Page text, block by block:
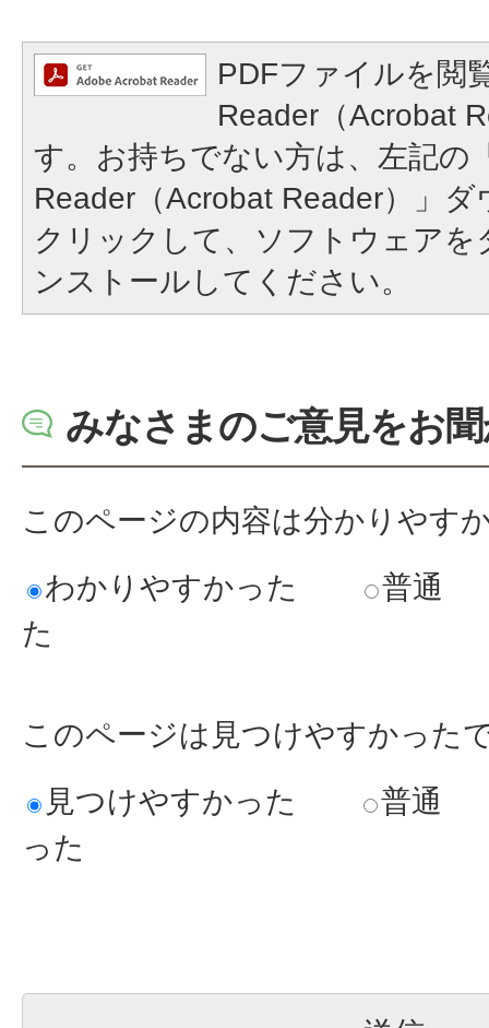
PDFファイルを閲
Reader（Acrobat
す。お持ちでない方は、左記の
Reader（Acrobat Reader）」
クリックして、ソフトウェア
ンストールしてください。
みなさまのご意見をお
このページの内容は分かりやす
わかりやすかった
普通
た
このページは見つけやすかった
見つけやすかった
普通
った